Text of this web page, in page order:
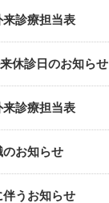
診療担当表
休診日のお知らせ
診療担当表
お知らせ
うお知らせ